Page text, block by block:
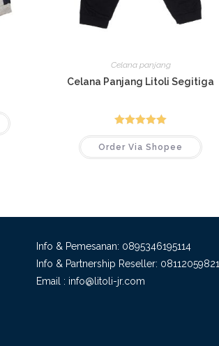
Celana panjang
Celana Panjang Litoli Segitiga
Dinilai5.00
dari 5
Order Via Shopee
Info & Pemesanan: 0895346195114
Info & Partnership Reseller: 08112059821
Email : info@litoli-jr.com